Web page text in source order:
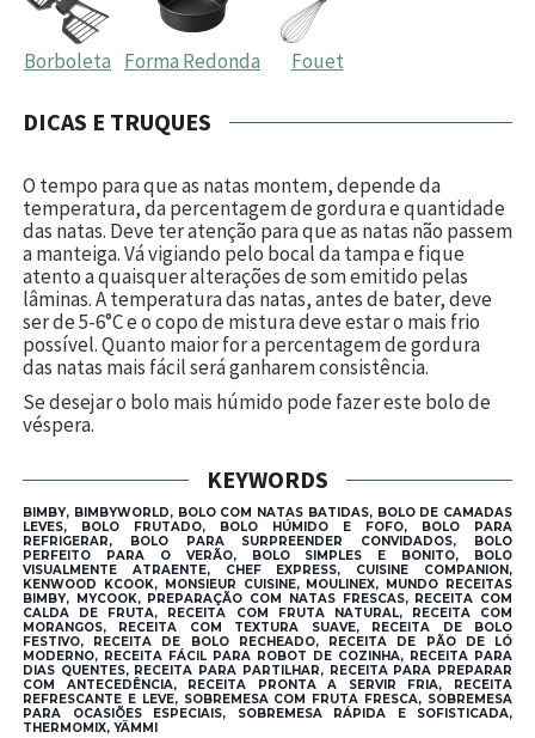
Borboleta Forma Redonda Fouet
DICAS E TRUQUES
O tempo para que as natas montem, depende da
temperatura, da percentagem de gordura e quantidade
das natas. Deve ter atenção para que as natas não passem
a manteiga. Vá vigiando pelo bocal da tampa e fique
atento a quaisquer alterações de som emitido pelas
lâminas. A temperatura das natas, antes de bater, deve
ser de 5-6°C e o copo de mistura deve estar o mais frio
possível. Quanto maior for a percentagem de gordura
das natas mais fácil será ganharem consistência.
Se desejar o bolo mais húmido pode fazer este bolo de
véspera.
KEYWORDS
BIMBY, BIMBYWORLD, BOLO COM NATAS BATIDAS, BOLO DE CAMADAS
LEVES, BOLO FRUTADO, BOLO HÚMIDO E FOFO, BOLO PARA
REFRIGERAR, BOLO PARA SURPREENDER CONVIDADOS, BOLO
PERFEITO PARA O VERÃO, BOLO SIMPLES E BONITO, BOLO
VISUALMENTE ATRAENTE, CHEF EXPRESS, CUISINE COMPANION,
KENWOOD KCOOK, MONSIEUR CUISINE, MOULINEX, MUNDO RECEITAS
BIMBY, MYCOOK, PREPARAÇÃO COM NATAS FRESCAS, RECEITA COM
CALDA DE FRUTA, RECEITA COM FRUTA NATURAL, RECEITA COM
MORANGOS, RECEITA COM TEXTURA SUAVE, RECEITA DE BOLO
FESTIVO, RECEITA DE BOLO RECHEADO, RECEITA DE PÃO DE LÓ
MODERNO, RECEITA FÁCIL PARA ROBOT DE COZINHA, RECEITA PARA
DIAS QUENTES, RECEITA PARA PARTILHAR, RECEITA PARA PREPARAR
COM ANTECEDÊNCIA, RECEITA PRONTA A SERVIR FRIA, RECEITA
REFRESCANTE E LEVE, SOBREMESA COM FRUTA FRESCA, SOBREMESA
PARA OCASIÕES ESPECIAIS, SOBREMESA RÁPIDA E SOFISTICADA,
THERMOMIX, YÄMMI